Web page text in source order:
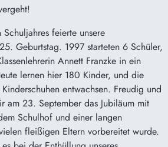
Schuljahres feierte unsere
Geburtstag. 1997 starteten 6 Schüler,
Annett Franzke in ein
lernen hier 180 Kinder, und die
entwachsen. Freudig und
am 23. September das Jubiläum mit
Schulhof und einer langen
fleißigen Eltern vorbereitet wurde.